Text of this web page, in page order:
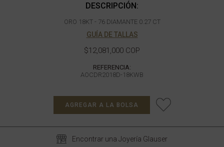
DESCRIPCIÓN:
ORO 18KT - 76 DIAMANTE 0.27 CT
GUÍA DE TALLAS
$12,081,000 COP
REFERENCIA:
AOCDR2018D-18KWB
AGREGAR A LA BOLSA
Encontrar una Joyería Glauser